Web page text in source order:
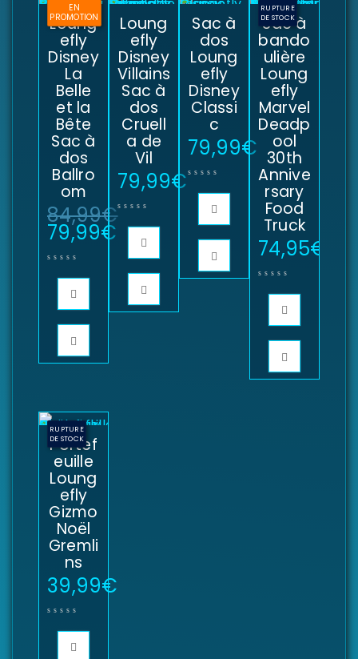
EN
PROMOTION
Loung
efly
Disney
La
Belle
et la
Bête
Sac à
dos
Ballro
om
84,99€
79,99€
Loung
efly
Disney
Villains
Sac à
dos
Cruell
a de
Vil
79,99€
Sac à
dos
Loung
efly
Disney
Classi
c
79,99€
RUPTURE
DE STOCK
Sac à
bando
ulière
Loung
efly
Marvel
Deadp
ool
30th
Annive
rsary
Food
Truck
74,95€
RUPTURE
DE STOCK
Portef
euille
Loung
efly
Gizmo
Noël
Gremli
ns
39,99€